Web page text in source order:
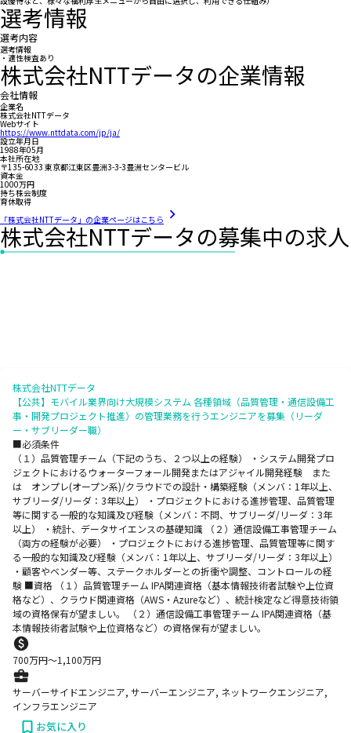
選考情報
選考内容
選考情報
・適性検査あり
株式会社NTTデータの企業情報
会社情報
企業名
株式会社NTTデータ
Webサイト
https://www.nttdata.com/jp/ja/
設立年月日
1988年05月
本社所在地
〒135-6033 東京都江東区豊洲3-3-3豊洲センタービル
資本金
1000万円
持ち株会制度
育休取得
「株式会社NTTデータ」の企業ページはこちら
株式会社NTTデータの募集中の求人
株式会社NTTデータ
【公共】モバイル業界向け大規模システム 各種領域（品質管理・通信設備工
事・開発プロジェクト推進）の管理業務を行うエンジニアを募集（リーダ
ー・サブリーダー職）
■必須条件
（１）品質管理チーム（下記のうち、２つ以上の経験） ・システム開発プロ
ジェクトにおけるウォーターフォール開発またはアジャイル開発経験 また
は オンプレ(オープン系)/クラウドでの設計・構築経験（メンバ：1年以上、
サブリーダ/リーダ：3年以上） ・プロジェクトにおける進捗管理、品質管理
等に関する一般的な知識及び経験（メンバ：不問、サブリーダ/リーダ：3年
以上） ・統計、データサイエンスの基礎知識 （２）通信設備工事管理チーム
（両方の経験が必要） ・プロジェクトにおける進捗管理、品質管理等に関す
る一般的な知識及び経験（メンバ：1年以上、サブリーダ/リーダ：3年以上）
・顧客やベンダー等、ステークホルダーとの折衝や調整、コントロールの経
験 ■資格 （１）品質管理チーム IPA関連資格（基本情報技術者試験や上位資
格など）、クラウド関連資格（AWS・Azureなど）、統計検定など得意技術領
域の資格保有が望ましい。 （２）通信設備工事管理チーム IPA関連資格（基
本情報技術者試験や上位資格など）の資格保有が望ましい。
700万円〜1,100万円
サーバーサイドエンジニア, サーバーエンジニア, ネットワークエンジニア,
インフラエンジニア
お気に入り